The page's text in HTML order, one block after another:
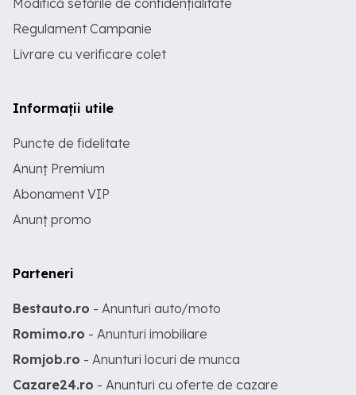
Modifică setările de confidențialitate
Regulament Campanie
Livrare cu verificare colet
Informații utile
Puncte de fidelitate
Anunț Premium
Abonament VIP
Anunț promo
Parteneri
Bestauto.ro - Anunturi auto/moto
Romimo.ro - Anunturi imobiliare
Romjob.ro - Anunturi locuri de munca
Cazare24.ro - Anunturi cu oferte de cazare